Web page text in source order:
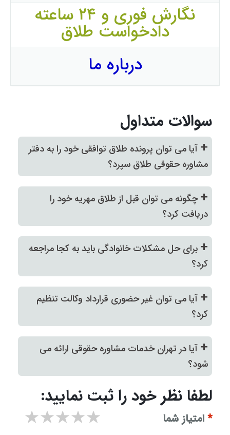
نگارش فوری و ۲۴ ساعته
دادخواست طلاق
درباره ما
سوالات متداول
+ آیا می توان پرونده طلاق توافقی خود را به دفتر
مشاوره حقوقی طلاق سپرد؟
+چگونه می توان قبل از طلاق مهریه خود را
دریافت کرد؟
+ برای حل مشکلات خانوادگی باید به کجا مراجعه
کرد؟
+ آیا می توان غیر حضوری قرارداد وکالت تنظیم
کرد؟
+ آیا در تهران خدمات مشاوره حقوقی ارائه می
شود؟
لطفا نظر خود را ثبت نمایید:
*امتیاز شما ۵ stars ۴ stars ۳ stars ۲ stars